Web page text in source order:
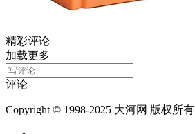
精彩评论
加载更多
评论
Copyright © 1998-2025 大河网 版权所有